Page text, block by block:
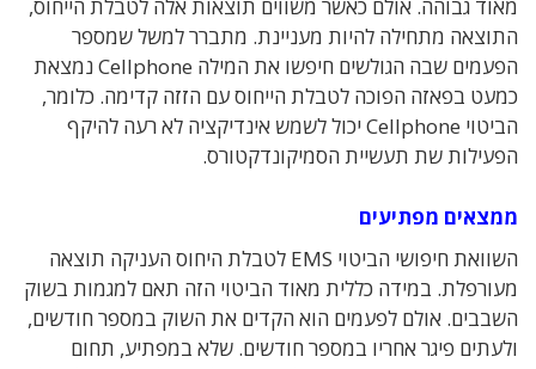
מאוד גבוהה. אולם כאשר משווים תוצאות אלה לטבלת הייחוס,
התוצאה מתחילה להיות מעניינת. מתברר למשל שמספר
הפעמים שבה הגולשים חיפשו את המילה Cellphone נמצאת
כמעט בפאזה הפוכה לטבלת הייחוס עם הזזה קדימה. כלומר,
הביטוי Cellphone יכול לשמש אינדיקציה לא רעה להיקף
הפעילות שת תעשיית הסמיקונדקטורס.
ממצאים מפתיעים
השוואת חיפושי הביטוי EMS לטבלת היחוס העניקה תוצאה
מעורפלת. במידה כללית מאוד הביטוי הזה תאם למגמות בשוק
השבבים. אולם לפעמים הוא הקדים את השוק במספר חודשים,
ולעתים פיגר אחריו במספר חודשים. שלא במפתיע, תחום